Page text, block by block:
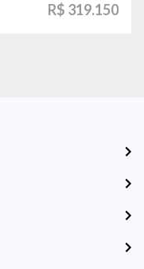
R$ 319.150